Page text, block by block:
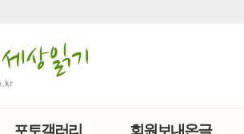
포토갤러리 회원보내온글